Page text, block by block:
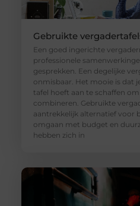
Gebruikte
Een goed ingerichte
professionele
gesprekken. Een degelijke
onmisbaar. Het mooie is dat
tafel hoeft aan te schaffen
combineren. Gebruikte
aantrekkelijk alternatief voor
omgaan met budget en
hebben zich in